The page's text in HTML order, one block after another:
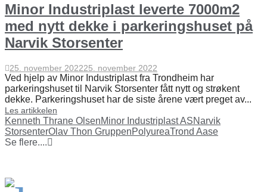
Minor Industriplast leverte 7000m2
med nytt dekke i parkeringshuset på
Narvik Storsenter
25. november 202225. november 2022
Ved hjelp av Minor Industriplast fra Trondheim har
parkeringshuset til Narvik Storsenter fått nytt og strøkent
dekke. Parkeringshuset har de siste årene vært preget av...
Les artikkelen
Kenneth Thrane OlsenMinor Industriplast ASNarvik
StorsenterOlav Thon GruppenPolyureaTrond Aase
Se flere....